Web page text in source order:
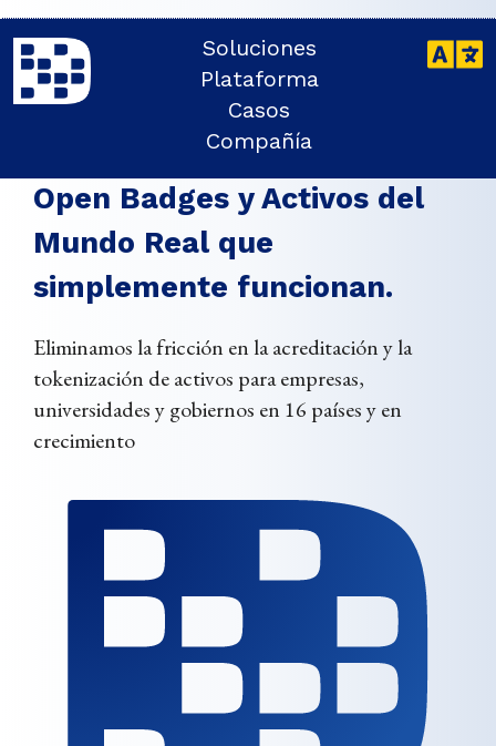
Soluciones
Plataforma
Casos
Compañía
Nuestra Misión
Credenciales Verificables,
Open Badges y Activos del
Mundo Real que
simplemente funcionan.
Eliminamos la fricción en la acreditación y la
tokenización de activos para empresas,
universidades y gobiernos en 16 países y en
crecimiento